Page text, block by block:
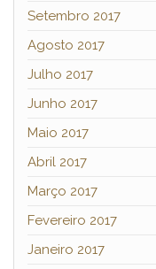
Setembro 2017
Agosto 2017
Julho 2017
Junho 2017
Maio 2017
Abril 2017
Março 2017
Fevereiro 2017
Janeiro 2017